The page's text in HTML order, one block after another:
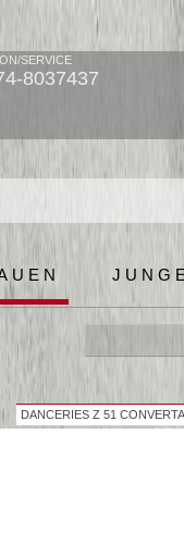
SERVICE
8037437
DANCERIES Z 51